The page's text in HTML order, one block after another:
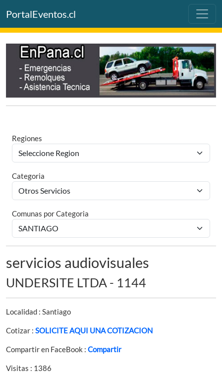
PortalEventos.cl
Regiones
Categoria
Comunas por Categoria
servicios audiovisuales
UNDERSITE LTDA - 1144
Localidad : Santiago
Cotizar : SOLICITE AQUI UNA COTIZACION
Compartir en FaceBook : Compartir
Visitas : 1386